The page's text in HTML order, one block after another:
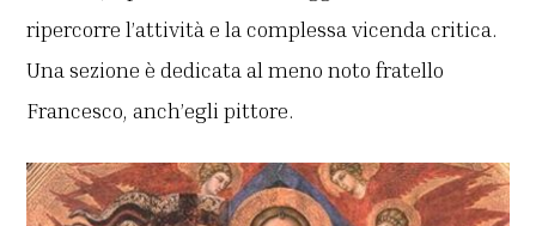
ripercorre l’attività e la complessa vicenda critica.
Una sezione è dedicata al meno noto fratello
Francesco, anch’egli pittore.